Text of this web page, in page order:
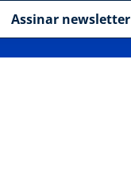
Assinar newsletter